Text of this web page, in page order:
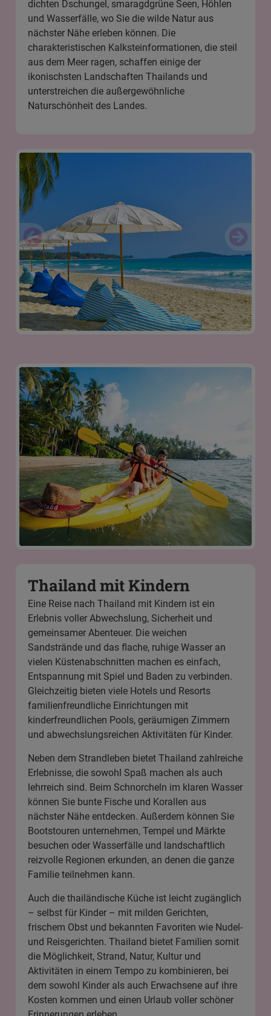
dichten Dschungel, smaragdgrüne Seen, Höhlen
und Wasserfälle, wo Sie die wilde Natur aus
nächster Nähe erleben können. Die
charakteristischen Kalksteinformationen, die steil
aus dem Meer ragen, schaffen einige der
ikonischsten Landschaften Thailands und
unterstreichen die außergewöhnliche
Naturschönheit des Landes.
Thailand mit Kindern
Eine Reise nach Thailand mit Kindern ist ein
Erlebnis voller Abwechslung, Sicherheit und
gemeinsamer Abenteuer. Die weichen
Sandstrände und das flache, ruhige Wasser an
vielen Küstenabschnitten machen es einfach,
Entspannung mit Spiel und Baden zu verbinden.
Gleichzeitig bieten viele Hotels und Resorts
familienfreundliche Einrichtungen mit
kinderfreundlichen Pools, geräumigen Zimmern
und abwechslungsreichen Aktivitäten für Kinder.
Neben dem Strandleben bietet Thailand zahlreiche
Erlebnisse, die sowohl Spaß machen als auch
lehrreich sind. Beim Schnorcheln im klaren Wasser
können Sie bunte Fische und Korallen aus
nächster Nähe entdecken. Außerdem können Sie
Bootstouren unternehmen, Tempel und Märkte
besuchen oder Wasserfälle und landschaftlich
reizvolle Regionen erkunden, an denen die ganze
Familie teilnehmen kann.
Auch die thailändische Küche ist leicht zugänglich
– selbst für Kinder – mit milden Gerichten,
frischem Obst und bekannten Favoriten wie Nudel-
und Reisgerichten. Thailand bietet Familien somit
die Möglichkeit, Strand, Natur, Kultur und
Aktivitäten in einem Tempo zu kombinieren, bei
dem sowohl Kinder als auch Erwachsene auf ihre
Kosten kommen und einen Urlaub voller schöner